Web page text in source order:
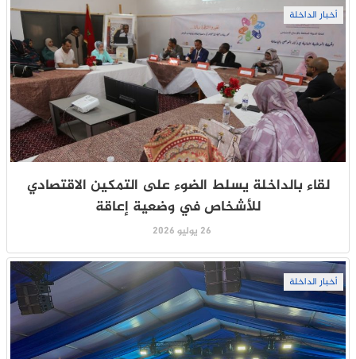
أخبار الداخلة
لقاء بالداخلة يسلط الضوء على التمكين الاقتصادي
للأشخاص في وضعية إعاقة
26 يوليو 2026
أخبار الداخلة